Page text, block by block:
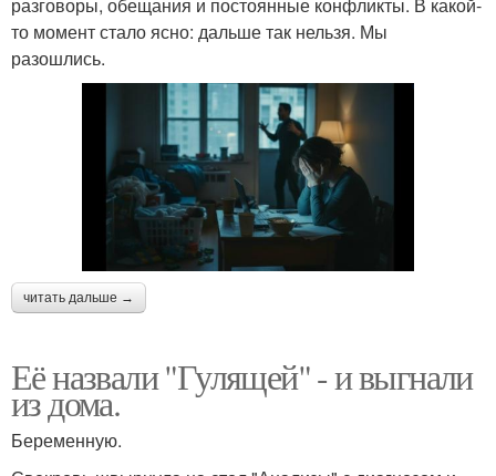
разговоры, обещания и постоянные конфликты. В какой-
то момент стало ясно: дальше так нельзя. Мы
разошлись.
читать дальше →
Её назвали "Гулящей" - и выгнали
из дома.
Беременную.